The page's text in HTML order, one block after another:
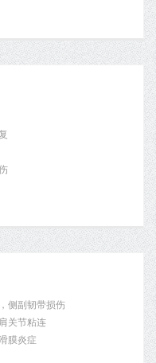
侧副韧带损伤
关节粘连
膜炎症